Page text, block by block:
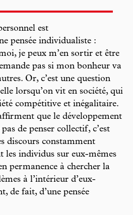
est
pensée individualiste :
je peux m’en sortir et être
pas si mon bonheur va
Or, c’est une question
lorsqu’on vit en société, qui
compétitive et inégalitaire.
que le développement
de penser collectif, c’est
discours constamment
les individus sur eux-mêmes
permanence à chercher la
à l’intérieur d’eux-
de fait, d’une pensée